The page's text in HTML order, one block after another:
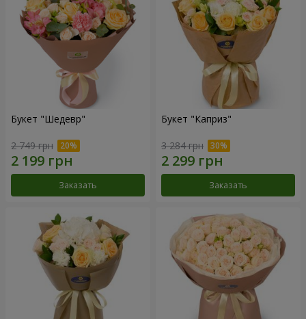
Букет "Шедевр"
2 749 грн
Заказать
Букет "Каприз"
3 284 грн
Заказать